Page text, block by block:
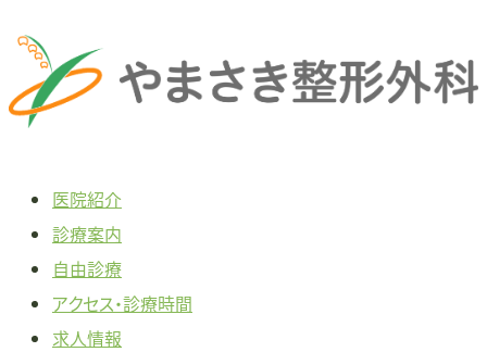
へ
医院紹介
診療案内
自由診療
アクセス・診療時間
求人情報